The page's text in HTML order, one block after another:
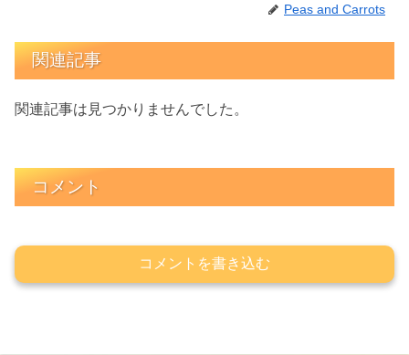
Peas and Carrots
関連記事
関連記事は見つかりませんでした。
コメント
コメントを書き込む